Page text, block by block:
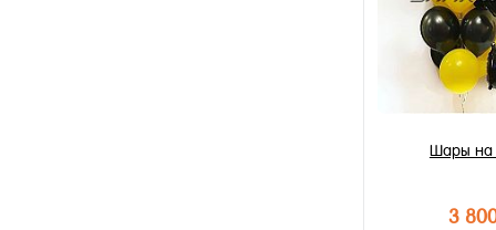
Шары на
3